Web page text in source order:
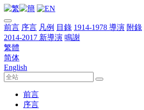
前言 序言 凡例 目錄 1914-1978 導演 附錄
2014-2017 新導演 鳴謝
繁體
简体
English
前言
序言